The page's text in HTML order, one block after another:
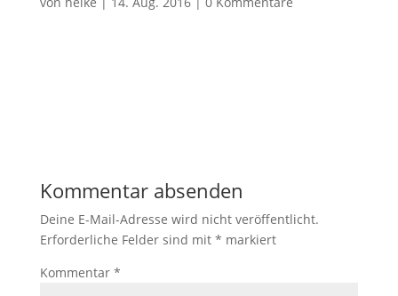
Kommentar absenden
Deine E-Mail-Adresse wird nicht veröffentlicht.
Erforderliche Felder sind mit * markiert
Kommentar *